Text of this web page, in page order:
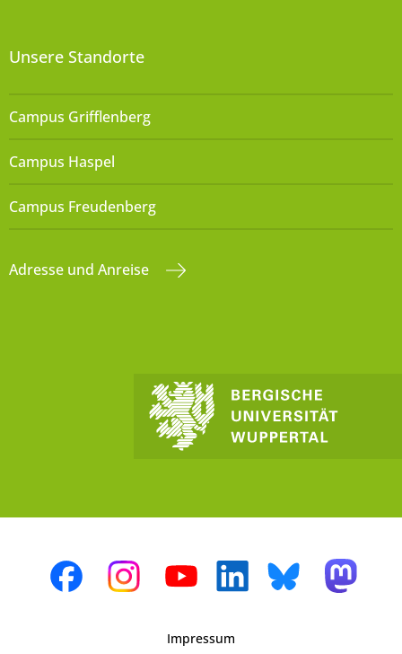
Unsere Standorte
Campus Grifflenberg
Campus Haspel
Campus Freudenberg
Adresse und Anreise
Impressum